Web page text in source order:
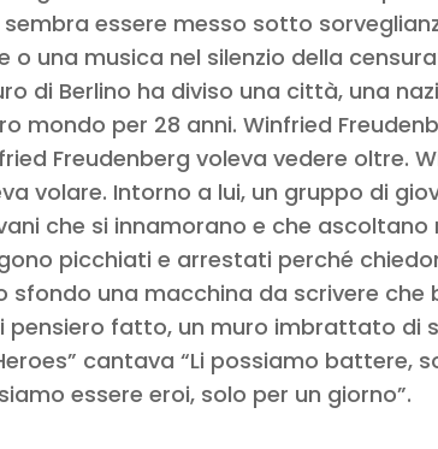
essere messo sotto
o una musica nel silenzio della
di Berlino ha diviso una città, una
mondo per 28 anni. Winfried
Freudenberg voleva vedere oltre.
volare. Intorno a lui, un gruppo di
che si innamorano e che ascoltano
picchiati e arrestati perché
sfondo una macchina da scrivere
pensiero fatto, un muro imbrattato di
cantava “Li possiamo battere,
essere eroi, solo per un giorno”.